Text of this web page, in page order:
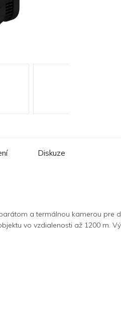
Diskuze
a termálnou kamerou pre
vo vzdialenosti až 1200 m.